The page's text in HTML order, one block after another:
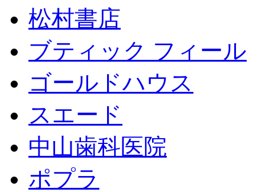
松村書店
ブティック フィール
ゴールドハウス
スエード
中山歯科医院
ポプラ